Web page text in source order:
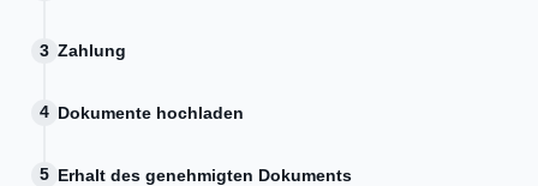
Zahlung
Dokumente hochladen
Erhalt des genehmigten Dokuments